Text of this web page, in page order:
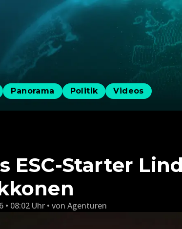
Panorama Politik Videos
ESC-Starter
• 08:02 Uhr von Agenturen